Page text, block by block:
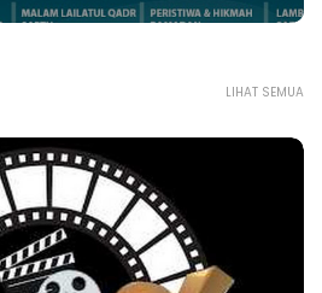
LIHAT SEMUA